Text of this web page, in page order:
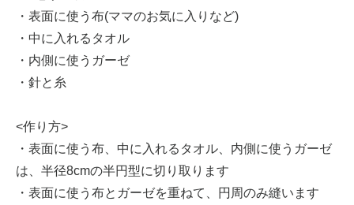
・表面に使う布(ママのお気に入りなど)
・中に入れるタオル
・内側に使うガーゼ
・針と糸
<作り方>
・表面に使う布、中に入れるタオル、内側に使うガーゼ
は、半径8cmの半円型に切り取ります
・表面に使う布とガーゼを重ねて、円周のみ縫います